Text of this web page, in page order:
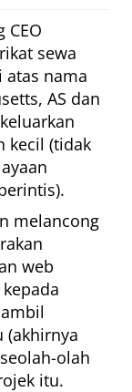
CEO
sewa
nama
AS dan
kecil (tidak
melancong
rakan
web
(akhirnya
olah
itu.